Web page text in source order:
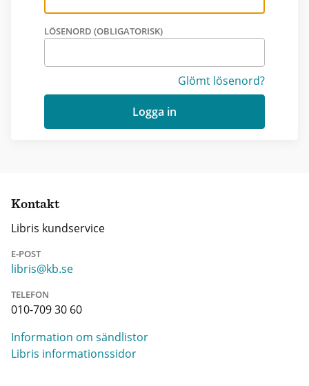
LÖSENORD (OBLIGATORISK)
Glömt lösenord?
Logga in
Kontakt
Libris kundservice
E-POST
libris@kb.se
TELEFON
010-709 30 60
Information om sändlistor
Libris informationssidor